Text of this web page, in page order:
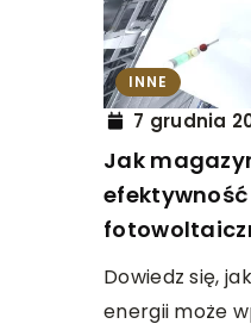
INNE
7 grudnia
Jak
Dowiedz się,
energii może